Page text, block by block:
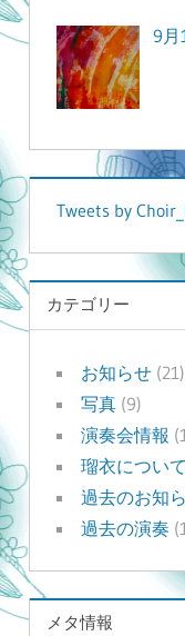
9月
Tweets by
カテゴリー
お知らせ(21)
写真(9)
演奏会情報
瑠衣について
過去のお知
過去の演奏
メタ情報